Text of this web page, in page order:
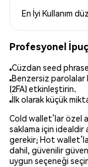
En İyi Kullanım
Profesyonel
Cüzdan seed
Benzersiz parolalar
(2FA) etkinleştirin.
İlk olarak küçük
Cold wallet’lar özel
saklama için idealdir
gerekir; Hot
dahil, güvenilir
uygun seçeneği